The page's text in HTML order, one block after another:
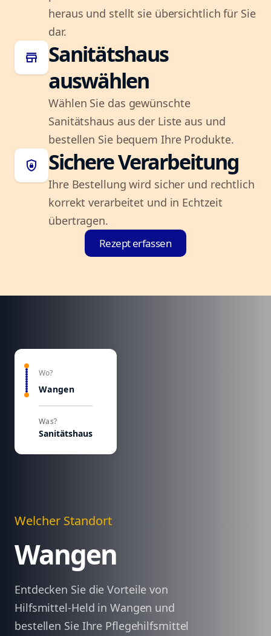
heraus und stellt sie übersichtlich für Sie
dar.
store
Sanitätshaus
auswählen
Wählen Sie das gewünschte
Sanitätshaus aus der Liste aus und
bestellen Sie bequem Ihre Produkte.
shield_lock Sichere Verarbeitung
Ihre Bestellung wird sicher und rechtlich
korrekt verarbeitet und in Echtzeit
übertragen.
Rezept erfassen
Wo?
Wangen
Was?
Sanitätshaus
Welcher Standort
Wangen
Entdecken Sie die Vorteile von
Hilfsmittel-Held in Wangen und
bestellen Sie Ihre Pflegehilfsmittel